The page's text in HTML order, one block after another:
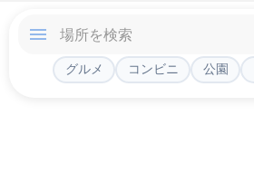
グルメ コンビニ 公園